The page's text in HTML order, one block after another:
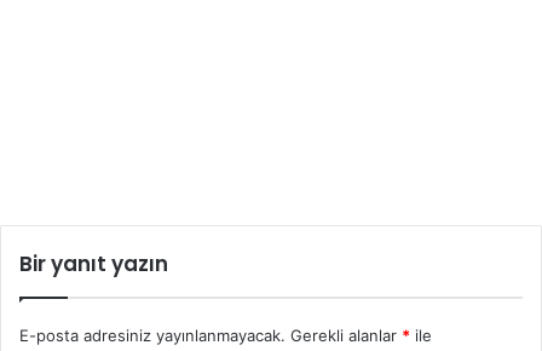
Bir yanıt yazın
E-posta adresiniz yayınlanmayacak. Gerekli alanlar * ile